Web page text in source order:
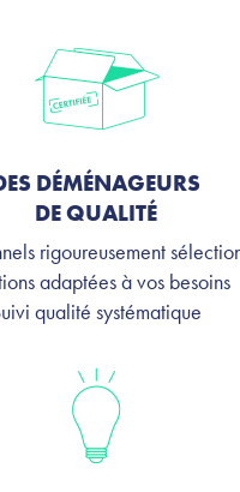
DÉMÉNAGEURS
DE QUALITÉ
rigoureusement
adaptées à vos besoins
qualité systématique